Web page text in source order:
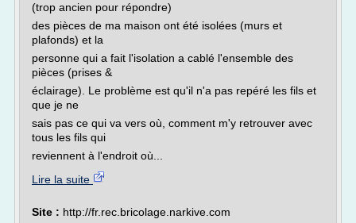
(trop ancien pour répondre)
des pièces de ma maison ont été isolées (murs et
plafonds) et la
personne qui a fait l'isolation a cablé l'ensemble des
pièces (prises &
éclairage). Le problème est qu'il n'a pas repéré les fils et
que je ne
sais pas ce qui va vers où, comment m'y retrouver avec
tous les fils qui
reviennent à l'endroit où...
Lire la suite
Site : http://fr.rec.bricolage.narkive.com